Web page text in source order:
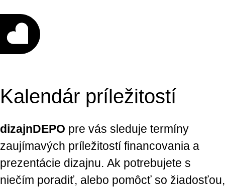
Kalendár príležitostí
dizajnDEPO pre vás sleduje termíny
zaujímavých príležitostí financovania a
prezentácie dizajnu. Ak potrebujete s
niečím poradiť, alebo pomôcť so žiadosťou,